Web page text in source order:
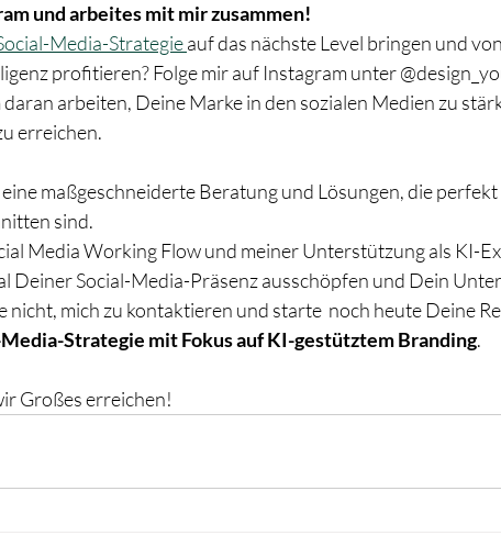
und arbeites mit mir zusammen!
Media-Strategie auf das nächste Level bringen und
profitieren? Folge mir auf Instagram unter
daran arbeiten, Deine Marke in den sozialen Medien zu
erreichen.
maßgeschneiderte Beratung und Lösungen, die
sind.
Media Working Flow und meiner Unterstützung als KI-
Deiner Social-Media-Präsenz ausschöpfen und Dein
nicht, mich zu kontaktieren und starte  noch heute Deine
Strategie mit Fokus auf KI-gestütztem Branding.
Großes erreichen!